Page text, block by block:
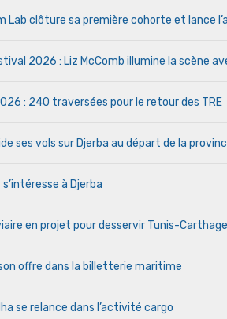
Lab clôture sa première cohorte et lance
2026 : Liz McComb illumine la scène
: 240 traversées pour le retour des TRE
ses vols sur Djerba au départ de la
à Djerba
en projet pour desservir Tunis-Carthage
offre dans la billetterie maritime
se relance dans l’activité cargo